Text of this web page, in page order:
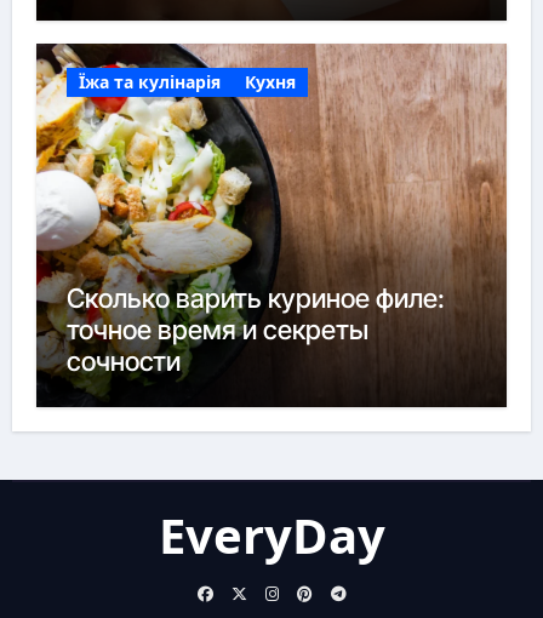
Їжа та кулінарія Кухня
Сколько варить куриное филе:
точное время и секреты
сочности
EveryDay